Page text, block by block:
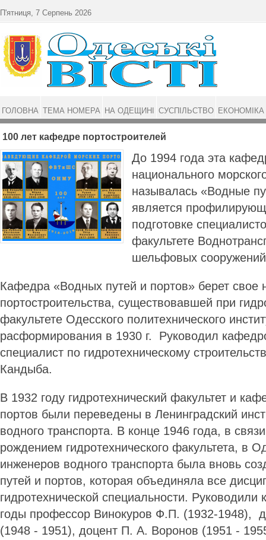
100 лет кафедре портостроителей
До 1994 года эта
национального
называлась «Водные
является
подготовке
факультете
шельфовых
Кафедра «Водных путей и портов» берет свое
портостроительства, существовавшей при
факультете Одесского политехнического
расформирования в 1930 г. Руководил
специалист по гидротехническому
Кандыба.
В 1932 году гидротехнический факультет и
портов были переведены в Ленинградский
водного транспорта. В конце 1946 года, в
рождением гидротехнического факультета, в
инженеров водного транспорта была вновь
путей и портов, которая объединяла все
гидротехнической специальности.
годы профессор Винокуров Ф.П. (1932-1948),
(1948 - 1951), доцент П. А. Воронов (1951 -
П'ятниця, 7 Серпень 2026
ГОЛОВНА ТЕМА НОМЕРА НА ОДЕЩИНІ СУСПІЛЬСТВО ЕКОНОМІКА